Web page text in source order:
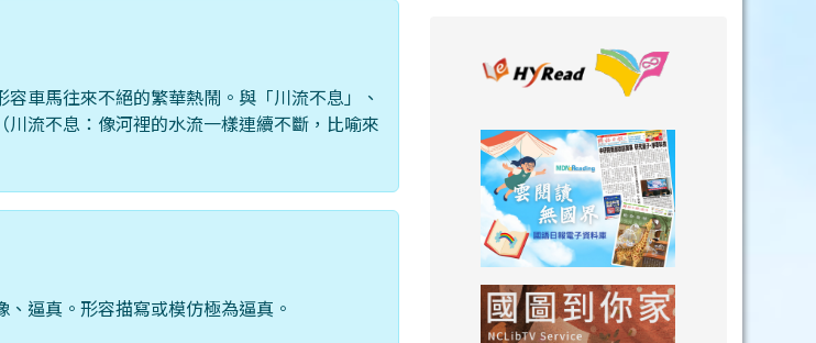
車馬往來不絕的繁華熱鬧。與「川流不息」、
川流不息：像河裡的水流一樣連續不斷，比喻來
逼真。形容描寫或模仿極為逼真。 link to https://